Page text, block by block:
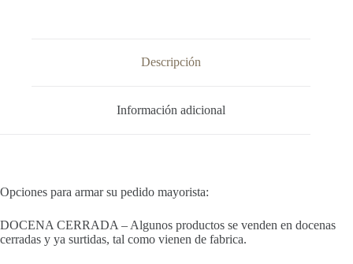
Descripción
Información adicional
Opciones para armar su pedido mayorista:
DOCENA CERRADA – Algunos productos se venden en docenas
cerradas y ya surtidas, tal como vienen de fabrica.